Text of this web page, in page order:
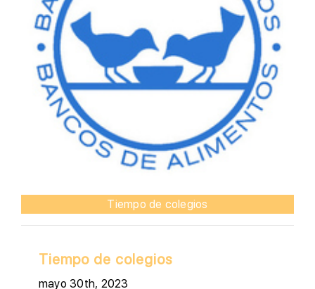
Tiempo de colegios
Tiempo de colegios
mayo 30th, 2023